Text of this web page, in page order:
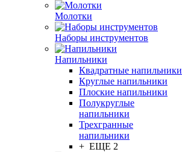
Молотки
Наборы инструментов
Напильники
Квадратные напильники
Круглые напильники
Плоские напильники
Полукруглые
напильники
Трехгранные
напильники
+ ЕЩЕ 2